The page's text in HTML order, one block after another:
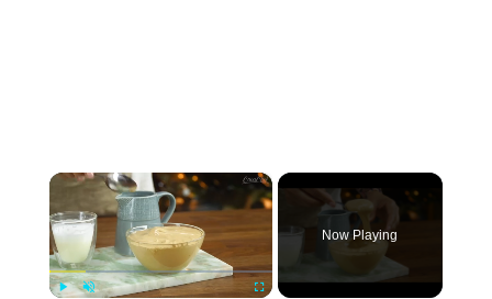
×
Now Playing